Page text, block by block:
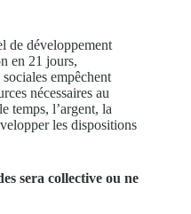
de développement
en 21 jours,
empêchent
nécessaires au
temps, l’argent, la
les dispositions
sera collective ou ne